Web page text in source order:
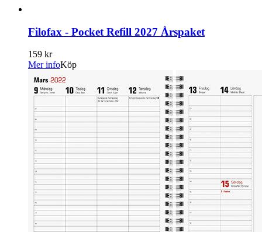
Filofax - Pocket Refill 2027 Årspaket
159 kr
Mer infoKöp